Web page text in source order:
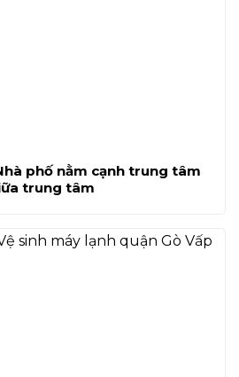
phố nằm cạnh trung tâm
trung tâm